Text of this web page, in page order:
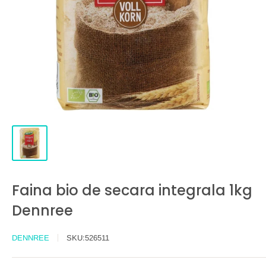
Faina bio de secara integrala 1kg
Dennree
DENNREE SKU:526511